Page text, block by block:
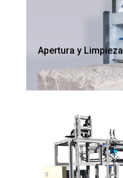
Apertura y Limpieza